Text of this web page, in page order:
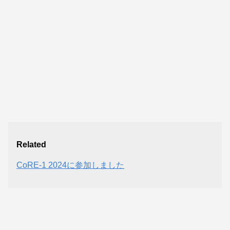
Related
CoRE-1 2024に参加しました